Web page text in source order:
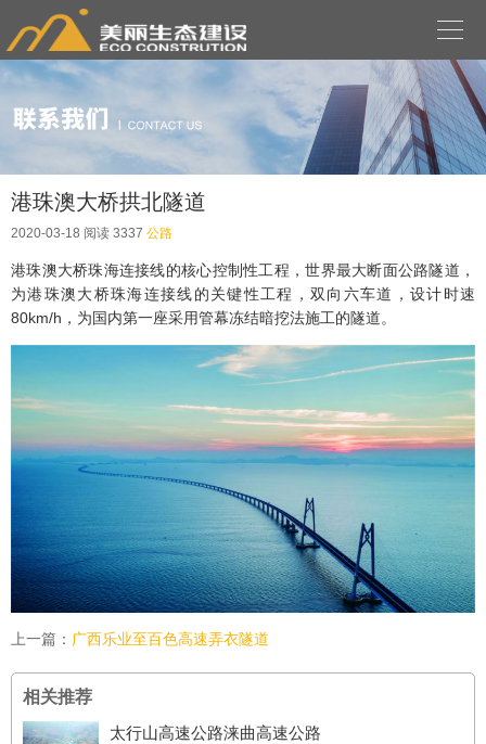

港珠澳大桥拱北隧道
2020-03-18 阅读 3337 公路
港珠澳大桥珠海连接线的核心控制性工程，世界最大断面公路隧道，
为港珠澳大桥珠海连接线的关键性工程，双向六车道，设计时速
80km/h，为国内第一座采用管幕冻结暗挖法施工的隧道。
上一篇： 广西乐业至百色高速弄衣隧道
相关推荐
太行山高速公路涞曲高速公路